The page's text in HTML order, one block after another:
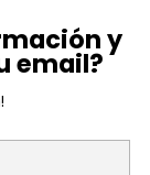
y
email?